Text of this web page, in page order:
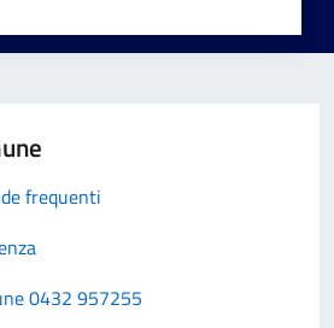
frequenti
0432 957255